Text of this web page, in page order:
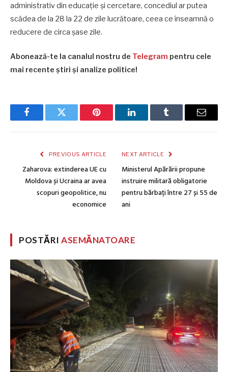
administrativ din educație și cercetare, concediul ar putea
scădea de la 28 la 22 de zile lucrătoare, ceea ce înseamnă o
reducere de circa șase zile.
Abonează-te la canalul nostru de Telegram pentru cele
mai recente știri și analize politice!
FacebookTwitter Pinterest LinkedInTumblr Email
PREVIOUS ARTICLE
Zaharova: extinderea UE cu
Moldova și Ucraina ar avea
scopuri geopolitice, nu
economice
NEXT ARTICLE
Ministerul Apărării propune
instruire militară obligatorie
pentru bărbați între 27 și 55 de
ani
POSTĂRIASEMĂNATOARE